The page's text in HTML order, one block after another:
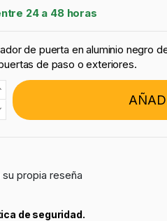
24 a 48 horas
de puerta en aluminio negro
de paso o exteriores.
su propia reseña
de seguridad.